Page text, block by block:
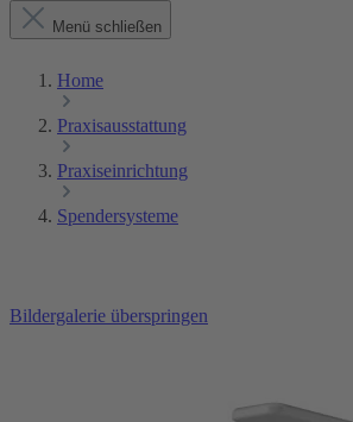
Menü schließen
Home
Praxisausstattung
Praxiseinrichtung
Spendersysteme
Bildergalerie überspringen